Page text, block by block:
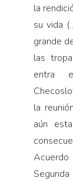
la
su vida
grande
las
entra
la
aún